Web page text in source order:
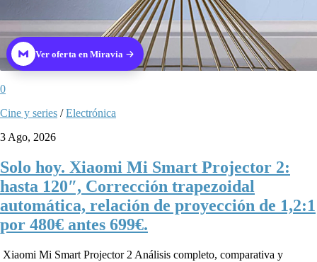
Ver oferta en Miravia
0
Cine y series /Electrónica
3 Ago, 2026
Solo hoy. Xiaomi Mi Smart Projector 2:
hasta 120″, Corrección trapezoidal
automática, relación de proyección de 1,2:1
por 480€ antes 699€.
Xiaomi Mi Smart Projector 2 Análisis completo, comparativa y